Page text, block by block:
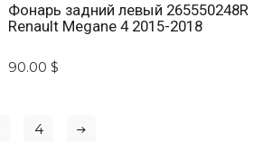
Фонарь задний левый 265550248R
Renault Megane 4 2015-2018
90.00 $
4